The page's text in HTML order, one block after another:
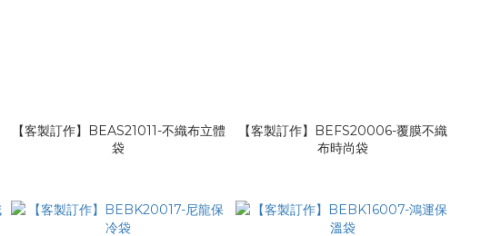
【客製訂作】BEAS21011-不織布立體
袋
【客製訂作】BEFS20006-覆膜不織
布時尚袋